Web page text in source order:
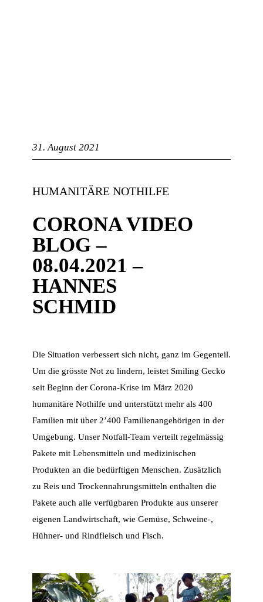
31. August 2021
HUMANITÄRE NOTHILFE
CORONA VIDEO
BLOG –
08.04.2021 –
HANNES
SCHMID
Die Situation verbessert sich nicht, ganz im Gegenteil.
Um die grösste Not zu lindern, leistet Smiling Gecko
seit Beginn der Corona-Krise im März 2020
humanitäre Nothilfe und unterstützt mehr als 400
Familien mit über 2’400 Familienangehörigen in der
Umgebung. Unser Notfall-Team verteilt regelmässig
Pakete mit Lebensmitteln und medizinischen
Produkten an die bedürftigen Menschen. Zusätzlich
zu Reis und Trockennahrungsmitteln enthalten die
Pakete auch alle verfügbaren Produkte aus unserer
eigenen Landwirtschaft, wie Gemüse, Schweine-,
Hühner- und Rindfleisch und Fisch.